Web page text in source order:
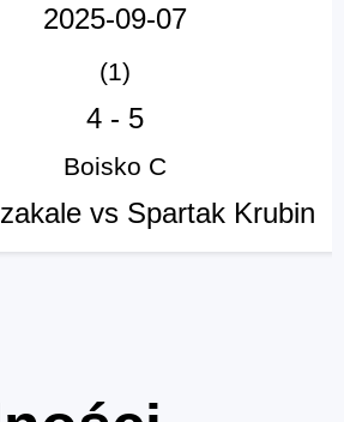
2025-09-07
(1)
4- 5
Boisko C
vs Spartak Krubin